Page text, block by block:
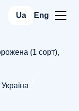
Ua Eng
(1 сорт),